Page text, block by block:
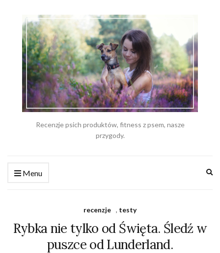
Recenzje psich produktów, fitness z psem, nasze
przygody.
Menu
recenzje , testy
Rybka nie tylko od Święta. Śledź w
puszce od Lunderland.